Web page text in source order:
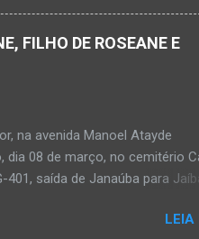
Kauan Pereira Alves.
e Brigada Municipal socorrem
Verde nesta terça-feira, dia
se afogar na Cachoeira de
FILHO DE ROSEANE E
na avenida Manoel Atayde
dia 08 de março, no cemitério
saída de Janaúba para Jaíba
da partida eterna do jovemLEIA